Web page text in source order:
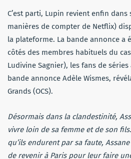
C’est parti, Lupin revient enfin dans
manières de compter de Netflix)
la plateforme. La bande annonce a
côtés des membres habituels du
Ludivine Sagnier), les fans de
bande annonce Adèle Wismes,
Grands (OCS).
Désormais dans la clandestinité,
vivre loin de sa femme et de son
qu’ils endurent par sa faute,
de revenir à Paris pour leur faire